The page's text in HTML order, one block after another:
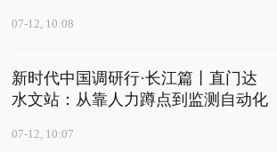
07-12, 10:08
新时代中国调研行·长江篇丨直门达
水文站：从靠人力蹲点到监测自动化
07-12, 10:07